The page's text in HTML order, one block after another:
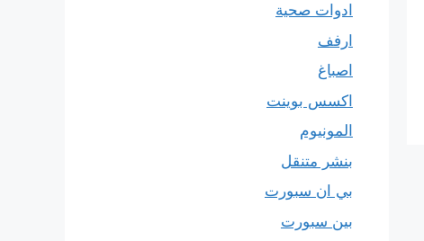
ادوات صحية
ارفف
اصباغ
اكسس بوينت
المونيوم
بنشر متنقل
بي ان سبورت
بين سبورت